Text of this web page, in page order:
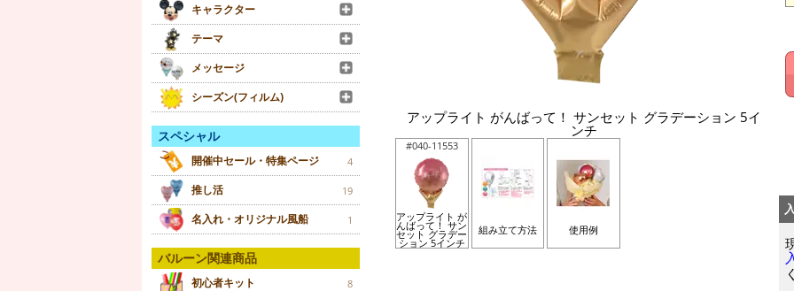
キャラクター
テーマ
メッセージ
シーズン(フィルム)
スペシャル
開催中セール・特集ページ 4
推し活 19
名入れ・オリジナル風船 1
バルーン関連商品
初心者キット 8
アップライト がんばって！ サンセット グラデーション 5イ
ンチ
#040-11553
アップライト が
んばって！ サン
セット グラデー
ション 5インチ
組み立て方法 使用例